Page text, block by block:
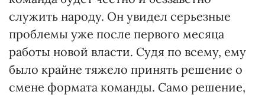
служить народу. Он увидел серьезные
проблемы уже после первого месяца
работы новой власти. Судя по всему, ему
было крайне тяжело принять решение о
смене формата команды. Само решение,